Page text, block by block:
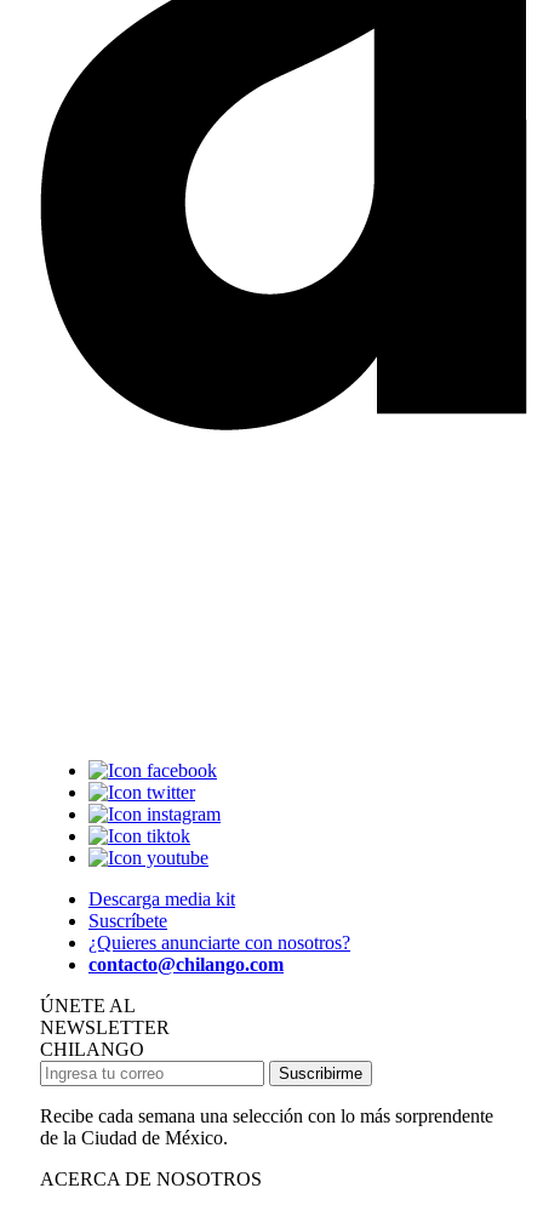
Descarga media kit
Suscríbete
¿Quieres anunciarte con nosotros?
contacto@chilango.com
ÚNETE AL
NEWSLETTER
CHILANGO
Suscribirme
Recibe cada semana una selección con lo más sorprendente
de la Ciudad de México.
ACERCA DE NOSOTROS